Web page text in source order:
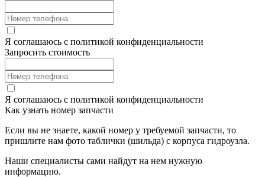
Я соглашаюсь с политикой конфиденциальности
Запросить стоимость
Я соглашаюсь с политикой конфиденциальности
Как узнать номер запчасти
Если вы не знаете, какой номер у требуемой запчасти, то
пришлите нам фото таблички (шильда) с корпуса гидроузла.
Наши специалисты сами найдут на нем нужную
информацию.